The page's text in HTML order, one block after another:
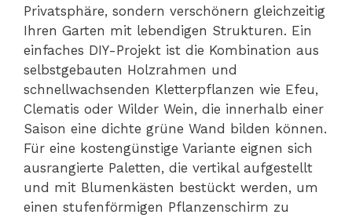
Privatsphäre, sondern verschönern gleichzeitig
Ihren Garten mit lebendigen Strukturen. Ein
einfaches DIY-Projekt ist die Kombination aus
selbstgebauten Holzrahmen und
schnellwachsenden Kletterpflanzen wie Efeu,
Clematis oder Wilder Wein, die innerhalb einer
Saison eine dichte grüne Wand bilden können.
Für eine kostengünstige Variante eignen sich
ausrangierte Paletten, die vertikal aufgestellt
und mit Blumenkästen bestückt werden, um
einen stufenförmigen Pflanzenschirm zu